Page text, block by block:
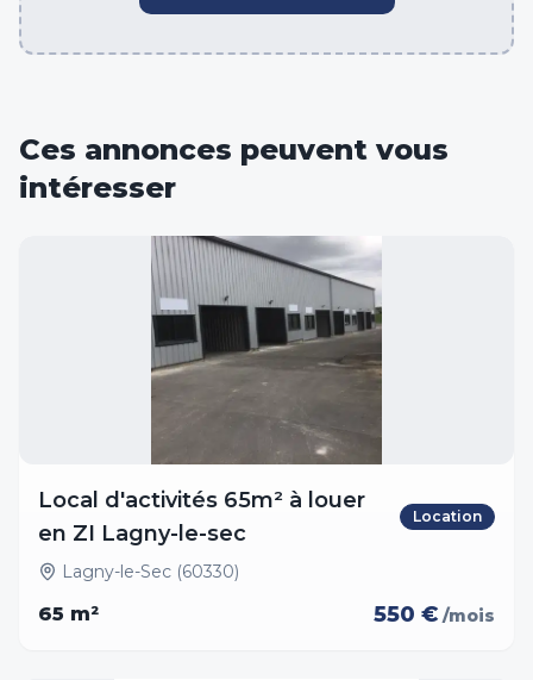
Ces annonces peuvent vous
intéresser
Local d'activités 65m² à louer
en ZI Lagny-le-sec
Location
Lagny-le-Sec (60330)
65 m² 550 € /mois